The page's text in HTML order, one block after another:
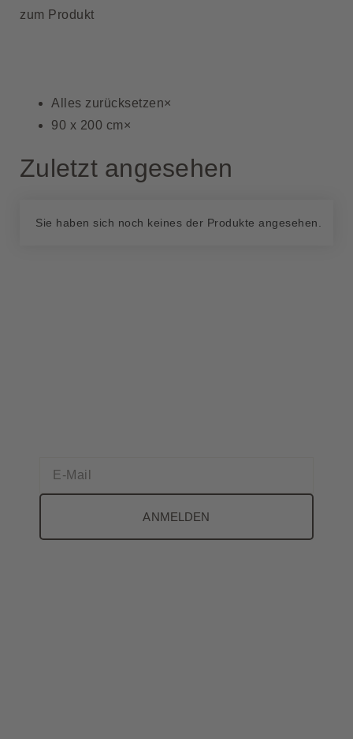
zum Produkt
Alles zurücksetzen×
90 x 200 cm×
Zuletzt angesehen
Sie haben sich noch keines der Produkte angesehen.
ANMELDEN